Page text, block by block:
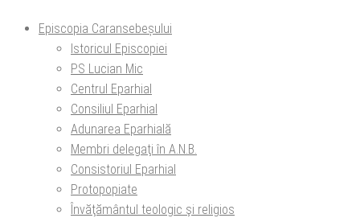
Episcopia Caransebeșului
Istoricul Episcopiei
PS Lucian Mic
Centrul Eparhial
Consiliul Eparhial
Adunarea Eparhială
Membri delegaţi în A.N.B.
Consistoriul Eparhial
Protopopiate
Învăţământul teologic şi religios